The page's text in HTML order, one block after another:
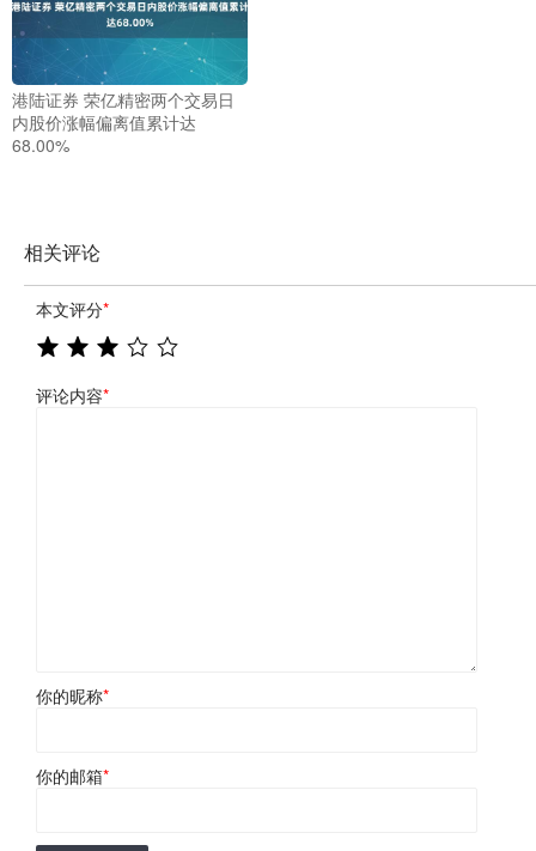
港陆证券 荣亿精密两个交易日
内股价涨幅偏离值累计达
68.00%
相关评论
本文评分*
评论内容*
你的昵称*
你的邮箱*